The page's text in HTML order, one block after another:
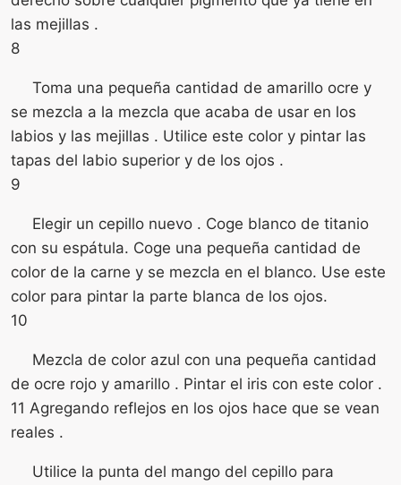
las mejillas .
8
Toma una pequeña cantidad de amarillo ocre y
se mezcla a la mezcla que acaba de usar en los
labios y las mejillas . Utilice este color y pintar las
tapas del labio superior y de los ojos .
9
Elegir un cepillo nuevo . Coge blanco de titanio
con su espátula. Coge una pequeña cantidad de
color de la carne y se mezcla en el blanco. Use este
color para pintar la parte blanca de los ojos.
10
Mezcla de color azul con una pequeña cantidad
de ocre rojo y amarillo . Pintar el iris con este color .
11 Agregando reflejos en los ojos hace que se vean
reales .
Utilice la punta del mango del cepillo para